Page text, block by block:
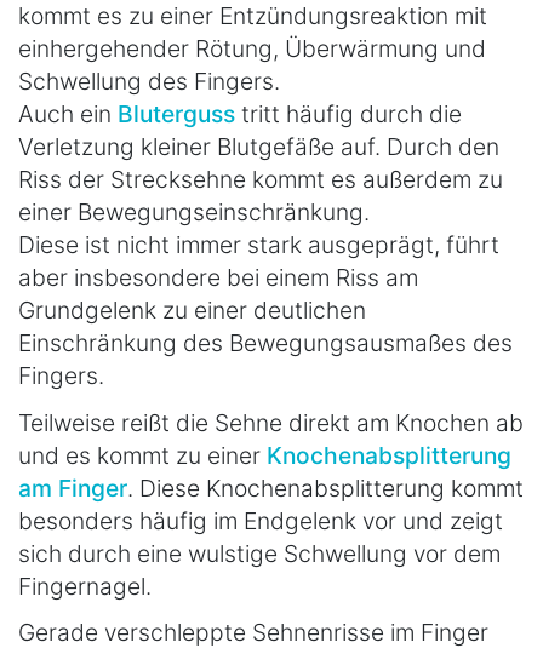
kommt es zu einer Entzündungsreaktion mit
einhergehender Rötung, Überwärmung und
Schwellung des Fingers.
Auch ein Bluterguss tritt häufig durch die
Verletzung kleiner Blutgefäße auf. Durch den
Riss der Strecksehne kommt es außerdem zu
einer Bewegungseinschränkung.
Diese ist nicht immer stark ausgeprägt, führt
aber insbesondere bei einem Riss am
Grundgelenk zu einer deutlichen
Einschränkung des Bewegungsausmaßes des
Fingers.
Teilweise reißt die Sehne direkt am Knochen ab
und es kommt zu einer Knochenabsplitterung
am Finger. Diese Knochenabsplitterung kommt
besonders häufig im Endgelenk vor und zeigt
sich durch eine wulstige Schwellung vor dem
Fingernagel.
Gerade verschleppte Sehnenrisse im Finger